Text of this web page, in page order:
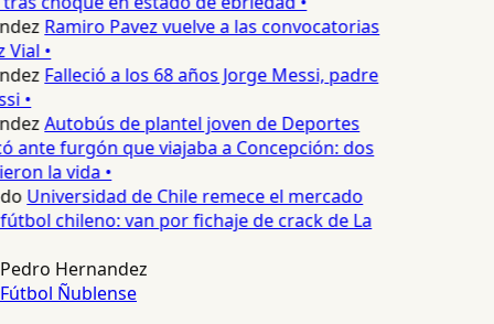
Ramiro Pavez vuelve a las convocatorias
•
Falleció a los 68 años Jorge Messi, padre
•
Autobús de plantel joven de Deportes
ante furgón que viajaba a Concepción: dos
la vida •
Universidad de Chile remece el mercado
chileno: van por fichaje de crack de La
Pedro Hernandez
Fútbol Ñublense